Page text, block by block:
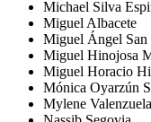
Michael Silva
Miguel Albacete
Miguel Ángel San
Miguel Hinojosa
Miguel Horacio
Mónica Oyarzún
Mylene